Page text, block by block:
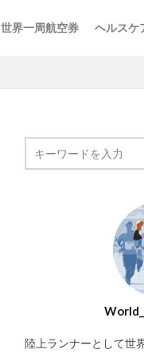
世界一周航空券 ヘルスケ
陸上ランナーとして世